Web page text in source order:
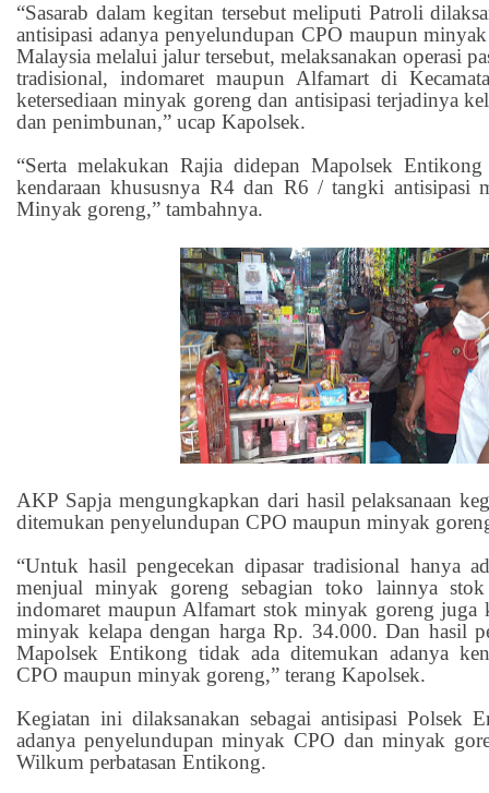
“Sasarab dalam kegitan tersebut meliputi Patroli
antisipasi adanya penyelundupan CPO maupun
Malaysia melalui jalur tersebut, melaksanakan operasi
tradisional, indomaret maupun Alfamart di
ketersediaan minyak goreng dan antisipasi terjadinya
dan penimbunan,” ucap Kapolsek.
“Serta melakukan Rajia didepan Mapolsek
kendaraan khususnya R4 dan R6 / tangki antisipasi
Minyak goreng,” tambahnya.
AKP Sapja mengungkapkan dari hasil pelaksanaan
ditemukan penyelundupan CPO maupun minyak
“Untuk hasil pengecekan dipasar tradisional hanya
menjual minyak goreng sebagian toko lainnya
indomaret maupun Alfamart stok minyak goreng juga
minyak kelapa dengan harga Rp. 34.000. Dan hasil
Mapolsek Entikong tidak ada ditemukan adanya
CPO maupun minyak goreng,” terang Kapolsek.
Kegiatan ini dilaksanakan sebagai antisipasi Polsek
adanya penyelundupan minyak CPO dan minyak
Wilkum perbatasan Entikong.